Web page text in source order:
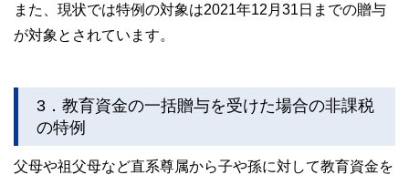
また、現状では特例の対象は2021年12月31日までの贈与
が対象とされています。
3．教育資金の一括贈与を受けた場合の非課税
の特例
父母や祖父母など直系尊属から子や孫に対して教育資金を